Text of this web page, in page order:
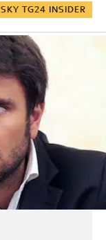
SKY TG24 INSIDER